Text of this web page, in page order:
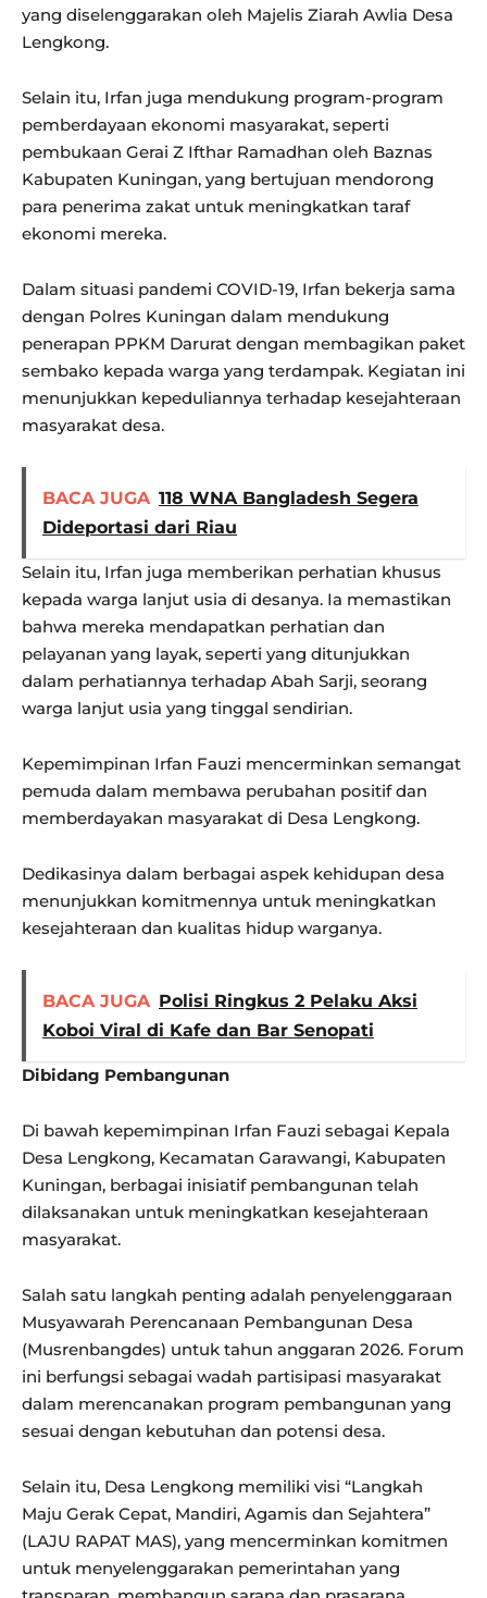
yang diselenggarakan oleh Majelis Ziarah Awlia Desa
Lengkong.
Selain itu, Irfan juga mendukung program-program
pemberdayaan ekonomi masyarakat, seperti
pembukaan Gerai Z Ifthar Ramadhan oleh Baznas
Kabupaten Kuningan, yang bertujuan mendorong
para penerima zakat untuk meningkatkan taraf
ekonomi mereka.
Dalam situasi pandemi COVID-19, Irfan bekerja sama
dengan Polres Kuningan dalam mendukung
penerapan PPKM Darurat dengan membagikan paket
sembako kepada warga yang terdampak. Kegiatan ini
menunjukkan kepeduliannya terhadap kesejahteraan
masyarakat desa.
BACA JUGA 118 WNA Bangladesh Segera
Dideportasi dari Riau
Selain itu, Irfan juga memberikan perhatian khusus
kepada warga lanjut usia di desanya. Ia memastikan
bahwa mereka mendapatkan perhatian dan
pelayanan yang layak, seperti yang ditunjukkan
dalam perhatiannya terhadap Abah Sarji, seorang
warga lanjut usia yang tinggal sendirian.
Kepemimpinan Irfan Fauzi mencerminkan semangat
pemuda dalam membawa perubahan positif dan
memberdayakan masyarakat di Desa Lengkong.
Dedikasinya dalam berbagai aspek kehidupan desa
menunjukkan komitmennya untuk meningkatkan
kesejahteraan dan kualitas hidup warganya.
BACA JUGA Polisi Ringkus 2 Pelaku Aksi
Koboi Viral di Kafe dan Bar Senopati
Dibidang Pembangunan
Di bawah kepemimpinan Irfan Fauzi sebagai Kepala
Desa Lengkong, Kecamatan Garawangi, Kabupaten
Kuningan, berbagai inisiatif pembangunan telah
dilaksanakan untuk meningkatkan kesejahteraan
masyarakat.
Salah satu langkah penting adalah penyelenggaraan
Musyawarah Perencanaan Pembangunan Desa
(Musrenbangdes) untuk tahun anggaran 2026. Forum
ini berfungsi sebagai wadah partisipasi masyarakat
dalam merencanakan program pembangunan yang
sesuai dengan kebutuhan dan potensi desa.
Selain itu, Desa Lengkong memiliki visi “Langkah
Maju Gerak Cepat, Mandiri, Agamis dan Sejahtera”
(LAJU RAPAT MAS), yang mencerminkan komitmen
untuk menyelenggarakan pemerintahan yang